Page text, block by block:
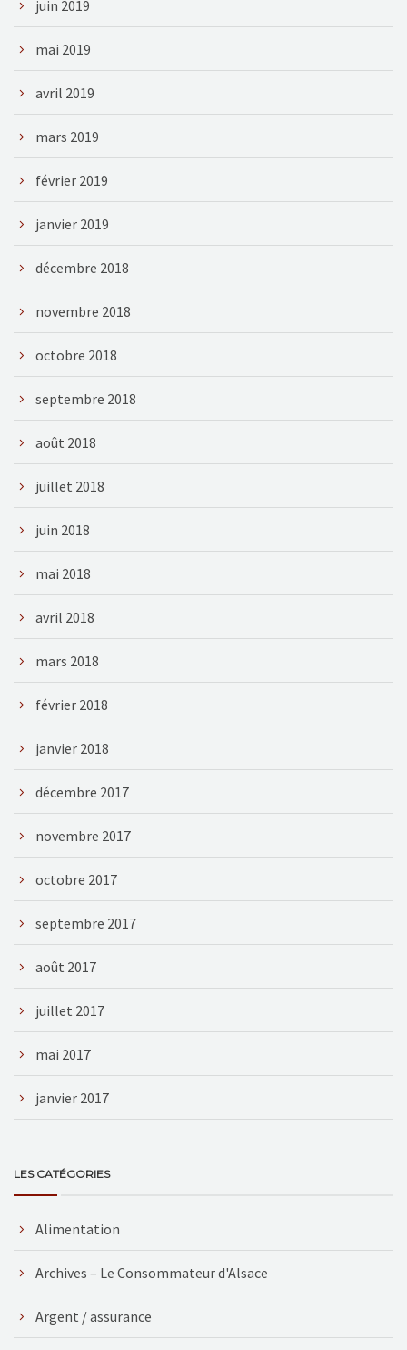
juin 2019
mai 2019
avril 2019
mars 2019
février 2019
janvier 2019
décembre 2018
novembre 2018
octobre 2018
septembre 2018
août 2018
juillet 2018
juin 2018
mai 2018
avril 2018
mars 2018
février 2018
janvier 2018
décembre 2017
novembre 2017
octobre 2017
septembre 2017
août 2017
juillet 2017
mai 2017
janvier 2017
LES CATÉGORIES
Alimentation
Archives – Le Consommateur d'Alsace
Argent / assurance